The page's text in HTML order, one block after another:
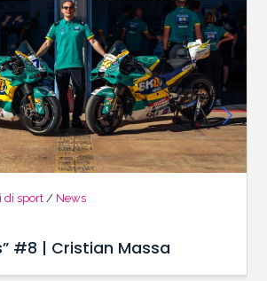
di sport / News
#8 | Cristian Massa